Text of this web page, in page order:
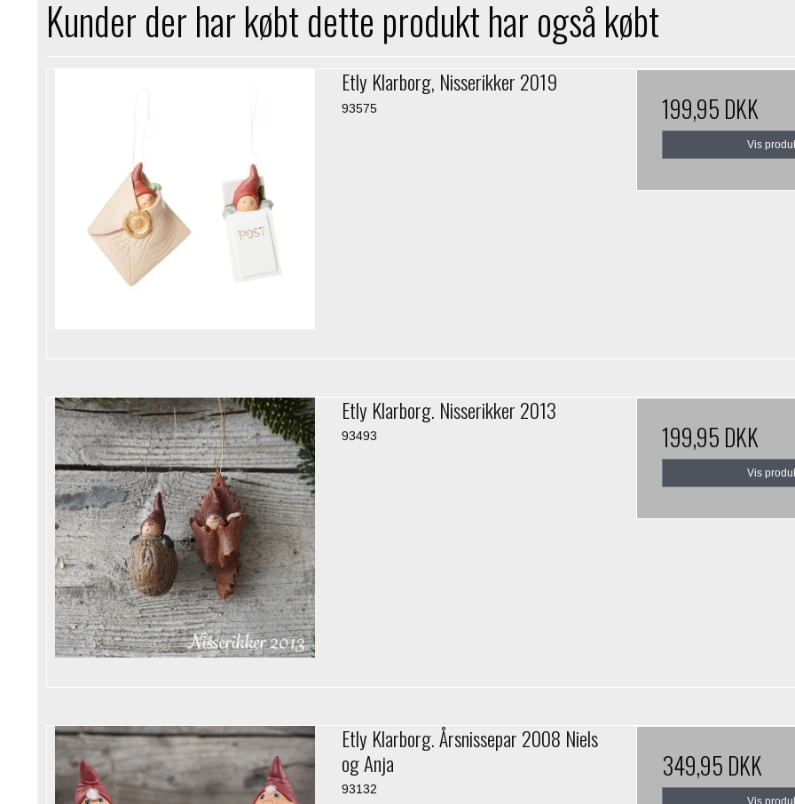
Kunder der har købt dette produkt har også købt
Etly Klarborg, Nisserikker 2019
93575 199,95 DKK
Vis
Etly Klarborg. Nisserikker 2013
93493 199,95 DKK
Vis
Etly Klarborg. Årsnissepar 2008 Niels
og Anja
93132
349,95 DKK
Vis